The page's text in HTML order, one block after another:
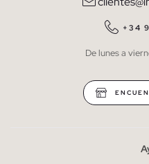
QUIERO
* Puedes cancelar la
+34
De lunes a